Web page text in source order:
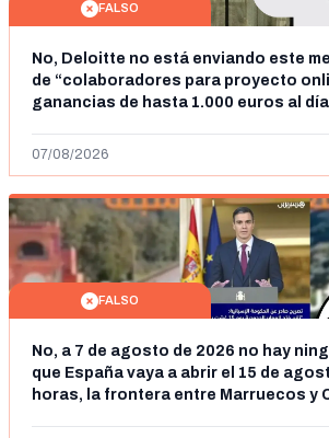
FALSO
No, Deloitte no está enviando este
de “colaboradores para proyecto
ganancias de hasta 1.000 euros al
07/08/2026
FALSO
No, a 7 de agosto de 2026 no hay
que España vaya a abrir el 15 de
horas, la frontera entre Marruecos y